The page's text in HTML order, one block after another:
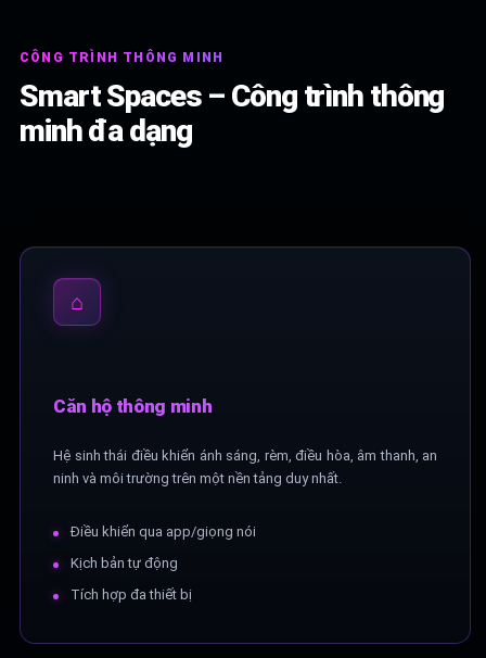
CÔNG TRÌNH THÔNG MINH
Smart Spaces – Công trình thông
minh đa dạng
⌂
Căn hộ thông minh
Hệ sinh thái điều khiển ánh sáng, rèm, điều hòa, âm thanh, an
ninh và môi trường trên một nền tảng duy nhất.
Điều khiển qua app/giọng nói
Kịch bản tự động
Tích hợp đa thiết bị